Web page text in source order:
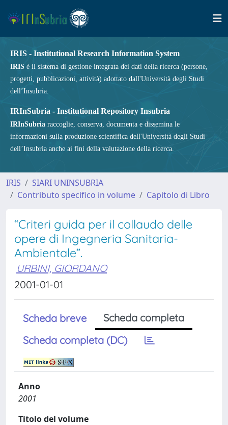
IRIS - Institutional Research Information System
IRIS è il sistema di gestione integrata dei dati della ricerca (persone,
progetti, pubblicazioni, attività) adottato dall'Università degli Studi
dell’Insubria.
IRInSubria - Institutional Repository Insubria
IRInSubria raccoglie, conserva, documenta e dissemina le
informazioni sulla produzione scientifica dell'Università degli Studi
dell’Insubria anche ai fini della valutazione della ricerca.
IRIS
SIARI UNINSUBRIA
Contributo specifico in volume
Capitolo di Libro
“Criteri guida per il collaudo delle
opere di Ingegneria Sanitaria-
Ambientale”.
URBINI, GIORDANO
2001-01-01
Scheda breve
Scheda completa
Scheda completa (DC)
Anno
2001
Titolo del volume